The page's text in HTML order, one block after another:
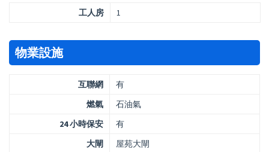
工人房 1
物業設施
互聯網
有
燃氣
石油氣
24 小時保安
有
大閘
屋苑大閘